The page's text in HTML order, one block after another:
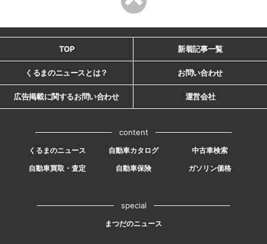
TOP 新着記事一覧
くるまのニュースとは？ お問い合わせ
広告掲載に関するお問い合わせ 運営会社
content
くるまのニュース 自動車カタログ
中古車検索
自動車買取・査定
自動車保険 ガソリン価格
special
まつだのニュース